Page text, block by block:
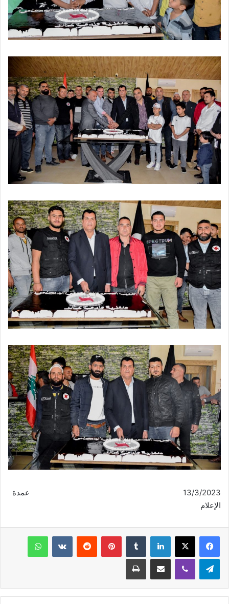
13/3/2023 عمدة
الإعلام
فيسبوك لينكدإن بينتيريست